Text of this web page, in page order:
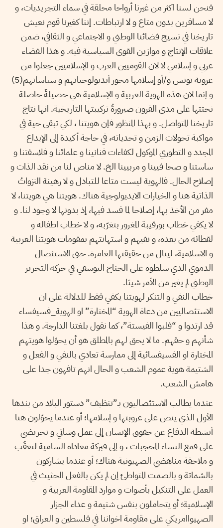
فنحن لسنا اكثر من غيرنا أرواحا محلقة في سماء التجريديات، و
لا مسافرين بدون متاع و لا ارتباطات. إننا كغيرنا قوم نعيش
تاريخنا في نسيج فضائنا الوطني و الاجتماعي و الثقافي، ضمن
علاقات الإنتاج و موازين القوى السياسية فيه. و هذا الفضاء
عربي و إسلامي لا لان القوميين العرب و الإسلاميين جعلوا من
عروبة تونس و/أو إسلامها محور أيديولوجياتهم و سياساتهم(5)
و إنما لان هذه الهوية العربية و الإسلامية هي حصيلةٌ حاصلة
نحتتها على مدى القرون صيرورةُ تركيبتها التاريخية. انها نتاج
تاريخنا المتواصل. و بهذا المنظور فإن هويتنا ، لكي تبقى حية في
مواكبة تحولات الزمن و تحدياته، في حاجة أكيدة إلى الإبداع
المجدد و التطوري الموكول لكفاءات فنانينا و علمائنا و فلاسفتنا و
ساستنا و صحا فيينا و مربيينا الخ. لا مناص لنا من نقد الذات و
إصلاح الحال. فالهوية ليست متاعا للتبادل و لا رهينة النزواتُ
الذاتية هنا و الخيارات الايديولوجية هناك. هويتنا هي هويتنا، لا
مفر من الأخذ بها، إصلاحا لما فسد فيها، إذ بدونها لا وجود لنا. و
لا يكفي خطاب بورقيبة المغرور بتغرّبه، و لا خطاب اطفاله و
لقطائه من بعده، و نفيهم و استهانتهم بمقومات هويتنا العربية
و الاسلامية، لينال من حقيقتها الغامرة. حتى الاستئصال
الدموي الذي سلطوه على الجناح اليوسفي في حركة التحرير
الوطني لم يغير من الأمر شيئا.
خطاب النفي و التنكر لهويتنا يكفي فقط للدلالة على ان
الاستئصاليين من دعاة الهوية “المختارة” او الهوية_فسيفساء
قد ارتدوا و “فلبوا الفيستة”، كما نقول بلغتنا الدارجة. و هذا
شأنهم و حقهم. ما لا يحق لهم بالمطلق هو أن يحوّلوا هويتهم
المختارة او الفسيفسائية إلى ممارسة تعادي بالنفي و الفعل و
الشتيمة هوية عموم الشعب و الحال انهم تافهون جدا على
هامش الشعب.
عندما يطالب الاستئصاليون بـ”تنظيف” دستور البلاد من بندها
الأول الذي ينص على عروبتها و إسلامها؛ أو عندما يحوّلون هنا
أنشطة الدفاع عن حقوق الإنسان إلى عمل وشائي و تحريضي
على قمع النساء المحجبات ، و إلى فبركة معاداة السامية لتعقّب
و ملاحقة مناهضي الصهيونية هناك؛ أو عندما يشاركون
بالشماتة و بالصمت المتواطئ إن لم يكن بالفعل الحثيث في
العمل على التنكيل بأصوات و موارد المقاومة العربية و
الإسلامية؛ أو يتحاملون بنفس شتيمة و عداء الجزار
الصهيواامريكي على مقاومة اخواننا في فلسطين و العراق؛ او